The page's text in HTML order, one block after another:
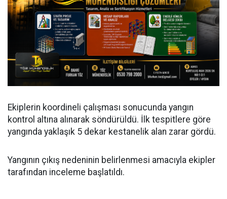
Ekiplerin koordineli çalışması sonucunda yangın
kontrol altına alınarak söndürüldü. İlk tespitlere göre
yangında yaklaşık 5 dekar kestanelik alan zarar gördü.
Yangının çıkış nedeninin belirlenmesi amacıyla ekipler
tarafından inceleme başlatıldı.